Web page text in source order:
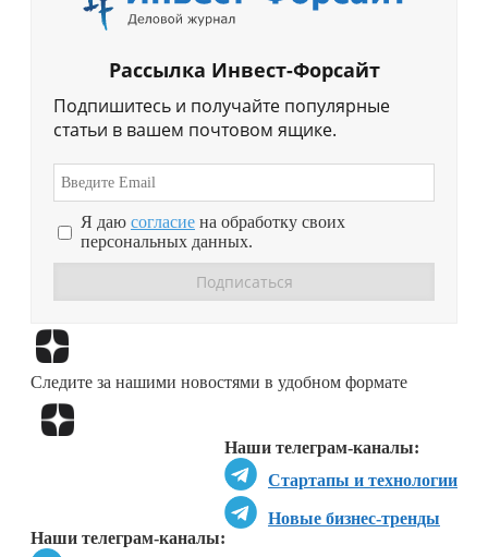
Рассылка Инвест-Форсайт
Подпишитесь и получайте популярные
статьи в вашем почтовом ящике.
Я даю согласие на обработку своих
персональных данных.
Следите за нашими новостями в удобном формате
Наши телеграм-каналы:
Стартапы и технологии
Новые бизнес-тренды
Наши телеграм-каналы: